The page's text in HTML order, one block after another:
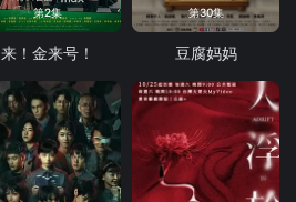
第2集
来！金来号！
第30集
豆腐妈妈